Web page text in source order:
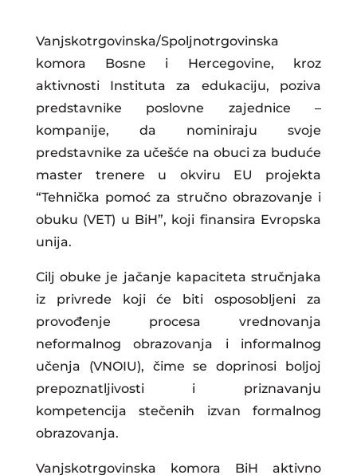
Vanjskotrgovinska/Spoljnotrgovinska
komora Bosne i Hercegovine, kroz
aktivnosti Instituta za edukaciju, poziva
predstavnike poslovne zajednice –
kompanije, da nominiraju svoje
predstavnike za učešće na obuci za buduće
master trenere u okviru EU projekta
“Tehnička pomoć za stručno obrazovanje i
obuku (VET) u BiH”, koji finansira Evropska
unija.
Cilj obuke je jačanje kapaciteta stručnjaka
iz privrede koji će biti osposobljeni za
provođenje procesa vrednovanja
neformalnog obrazovanja i informalnog
učenja (VNOIU), čime se doprinosi boljoj
prepoznatljivosti i priznavanju
kompetencija stečenih izvan formalnog
obrazovanja.
Vanjskotrgovinska komora BiH aktivno